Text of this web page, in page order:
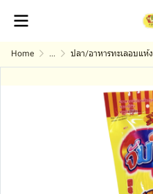
Home ... ปลา/อาหารทะเลอบแห้ง